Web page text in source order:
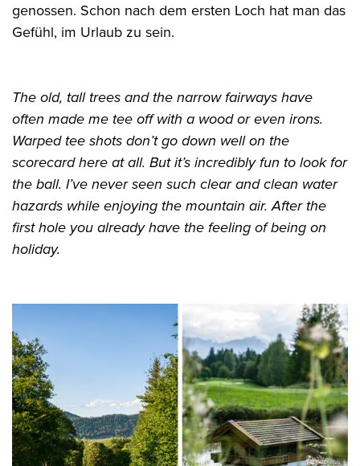
genossen. Schon nach dem ersten Loch hat man das
Gefühl, im Urlaub zu sein.
The old, tall trees and the narrow fairways have
often made me tee off with a wood or even irons.
Warped tee shots don’t go down well on the
scorecard here at all. But it’s incredibly fun to look for
the ball. I’ve never seen such clear and clean water
hazards while enjoying the mountain air. After the
first hole you already have the feeling of being on
holiday.